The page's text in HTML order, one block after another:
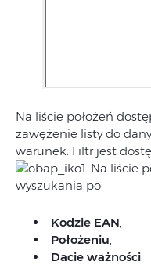
Na liście położeń
zawężenie listy do
warunek. Filtr jest
. Na liście
wyszukania po:
Kodzie EAN,
Położeniu,
Dacie ważności.